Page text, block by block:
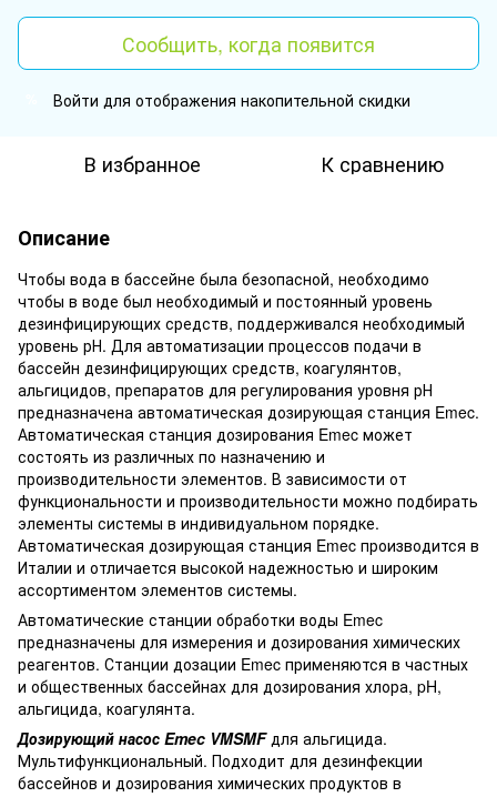
Сообщить, когда появится
Войти для отображения накопительной скидки
В избранное К сравнению
Описание
Чтобы вода в бассейне была безопасной, необходимо
чтобы в воде был необходимый и постоянный уровень
дезинфицирующих средств, поддерживался необходимый
уровень рН. Для автоматизации процессов подачи в
бассейн дезинфицирующих средств, коагулянтов,
альгицидов, препаратов для регулирования уровня рН
предназначена автоматическая дозирующая станция Emec.
Автоматическая станция дозирования Emec может
состоять из различных по назначению и
производительности элементов. В зависимости от
функциональности и производительности можно подбирать
элементы системы в индивидуальном порядке.
Автоматическая дозирующая станция Emec производится в
Италии и отличается высокой надежностью и широким
ассортиментом элементов системы.
Автоматические станции обработки воды Emec
предназначены для измерения и дозирования химических
реагентов. Станции дозации Emec применяются в частных
и общественных бассейнах для дозирования хлора, pH,
альгицида, коагулянта.
Дозирующий насос Emec VMSMFдля альгицида.
Мультифункциональный. Подходит для дезинфекции
бассейнов и дозирования химических продуктов в